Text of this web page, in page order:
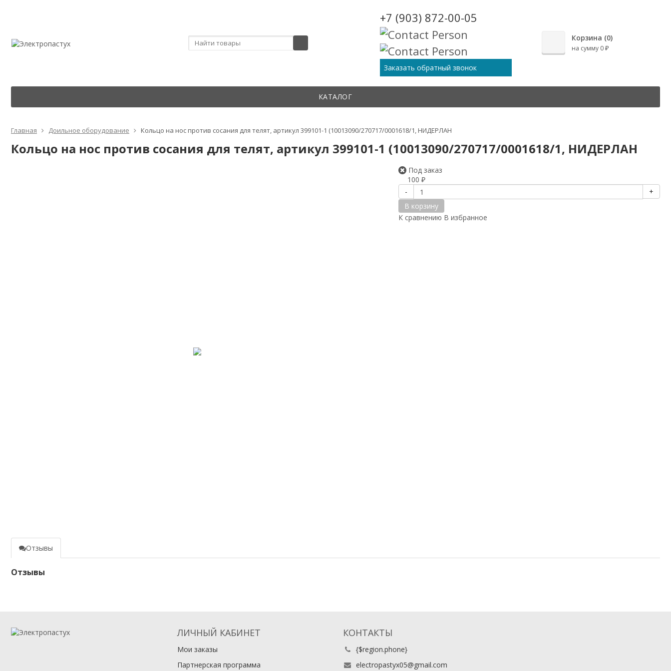
+7 (903) 872-00-05
Заказать обратный звонок
Корзина (0)
на сумму 0 ₽
КАТАЛОГ
Главная Доильное оборудование Кольцо на нос против сосания для телят, артикул 399101-1 (10013090/270717/0001618/1, НИДЕРЛАН
Кольцо на нос против сосания для телят, артикул 399101-1 (10013090/270717/0001618/1, НИДЕРЛАН
Под заказ
100 ₽
-
+
В корзину
К сравнению В избранное
Отзывы
Отзывы
ЛИЧНЫЙ КАБИНЕТ
Мои заказы
Партнерская программа
КОНТАКТЫ
{$region.phone}
electropastyx05@gmail.com